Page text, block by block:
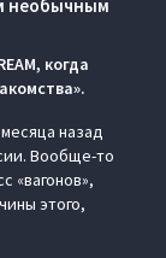
необычным
когда
назад
Вообще-то
«вагонов»,
этого,